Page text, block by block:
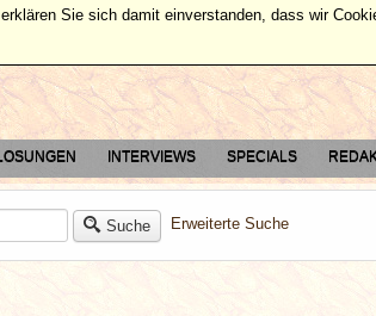
INTERVIEWS SPECIALS
Suche Erweiterte Suche
Sie sich damit einverstanden, dass wir